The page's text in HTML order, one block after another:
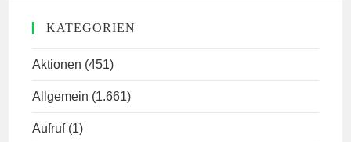
KATEGORIEN
Aktionen (451)
Allgemein (1.661)
Aufruf (1)